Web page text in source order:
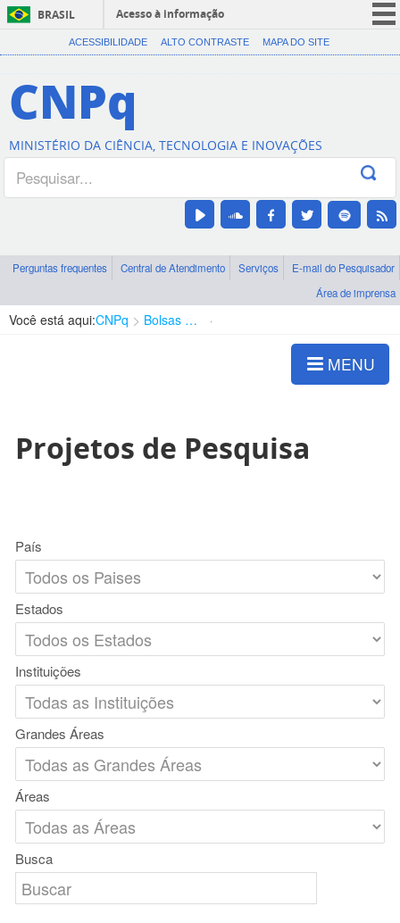
BRASIL
Acesso à informação
CORONAVÍRUS (COVID-19)
Canais
ACESSIBILIDADE ALTO CONTRASTE MAPA DO SITE
CNPq
MINISTÉRIO DA CIÊNCIA, TECNOLOGIA E INOVAÇÕES
Perguntas frequentes Central de Atendimento Serviços
E-mail do Pesquisador
Área de imprensa
Você está aqui:CNPq Bolsas e Auxílios Vigentes
MENU
Projetos de Pesquisa
País
Estados
Instituições
Grandes Áreas
Áreas
Busca